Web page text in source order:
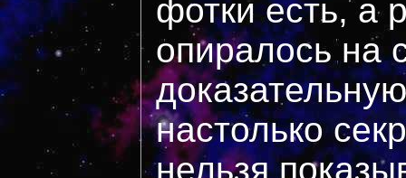
фотки есть, а
опиралось на
настолько
нельзя